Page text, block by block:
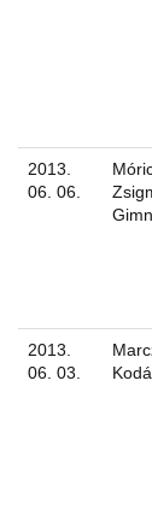
2013.
06. 06.
2013.
06. 03.